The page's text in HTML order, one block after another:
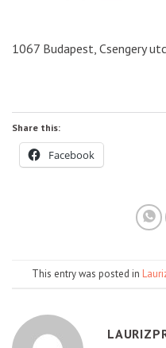
1067 Budapest, Csengery
Share this:
Facebook
This entry was posted in